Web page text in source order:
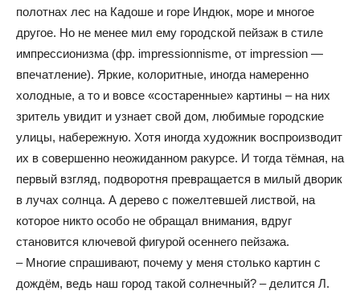
полотнах лес на Кадоше и горе Индюк, море и многое
другое. Но не менее мил ему городской пейзаж в стиле
импрессионизма (фр. impressionnisme, от impression —
впечатление). Яркие, колоритные, иногда намеренно
холодные, а то и вовсе «состаренные» картины – на них
зритель увидит и узнает свой дом, любимые городские
улицы, набережную. Хотя иногда художник воспроизводит
их в совершенно неожиданном ракурсе. И тогда тёмная, на
первый взгляд, подворотня превращается в милый дворик
в лучах солнца. А дерево с пожелтевшей листвой, на
которое никто особо не обращал внимания, вдруг
становится ключевой фигурой осеннего пейзажа.
– Многие спрашивают, почему у меня столько картин с
дождём, ведь наш город такой солнечный? – делится Л.